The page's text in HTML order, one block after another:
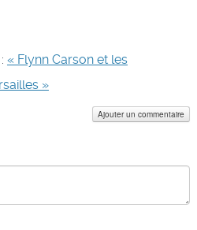
« Flynn Carson et les
»
Ajouter un commentaire